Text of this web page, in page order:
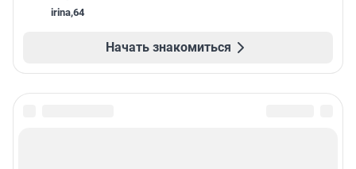
irina,64
Начать знакомиться